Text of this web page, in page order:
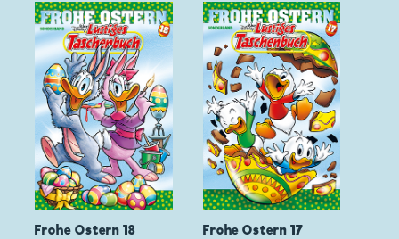
Frohe Ostern 18 Frohe Ostern 17